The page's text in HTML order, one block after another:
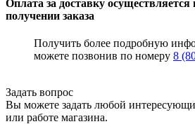
Оплата за доставку
получении заказа
Получить более подробную
можете позвонив по номеру 8
Задать вопрос
Вы можете задать любой
или работе магазина.